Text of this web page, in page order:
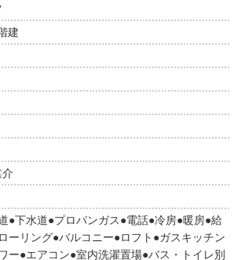
建
下水道 プロパンガス 電話 冷房 暖房 給
ーリング バルコニー ロフト
ガスキッチン
ー エアコン 室内洗濯置場 バス・トイレ別